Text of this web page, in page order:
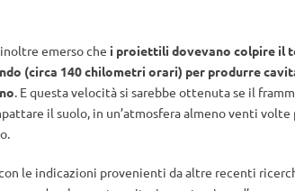
emerso che i proiettili dovevano colpire il
(circa 140 chilometri orari) per produrre
. E questa velocità si sarebbe ottenuta se il
il suolo, in un’atmosfera almeno venti volte
le indicazioni provenienti da altre recenti